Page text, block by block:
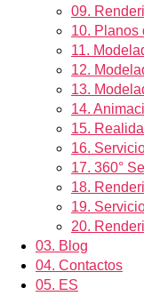
09.
10. Planos
11.
12.
13.
14.
15.
16.
17. 360°
18.
19.
20.
03. Blog
04. Contactos
05. ES